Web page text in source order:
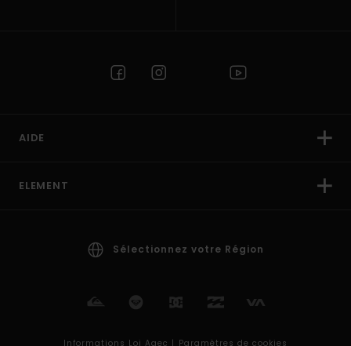
AIDE
ELEMENT
Sélectionnez votre Région
Informations Loi Agec | Paramètres de cookies